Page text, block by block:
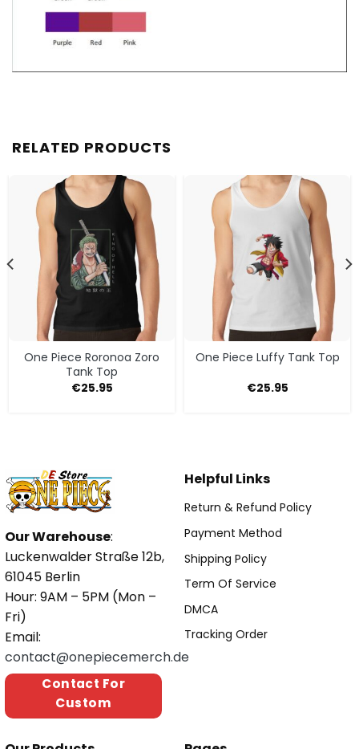
RELATED PRODUCTS
One Piece Roronoa Zoro
Tank Top
€25.95
One Piece Luffy Tank Top
€25.95
Our Warehouse:
Luckenwalder Straße 12b,
61045 Berlin
Hour: 9AM – 5PM (Mon –
Fri)
Email:
contact@onepiecemerch.de
Contact For
Custom
Helpful Links
Return & Refund Policy
Payment Method
Shipping Policy
Term Of Service
DMCA
Tracking Order